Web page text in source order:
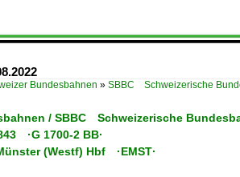
Bundesbahnen » SBBC Schweizerische
/ SBBC Schweizerische
·G 1700-2 BB·
(Westf) Hbf ·EMST·